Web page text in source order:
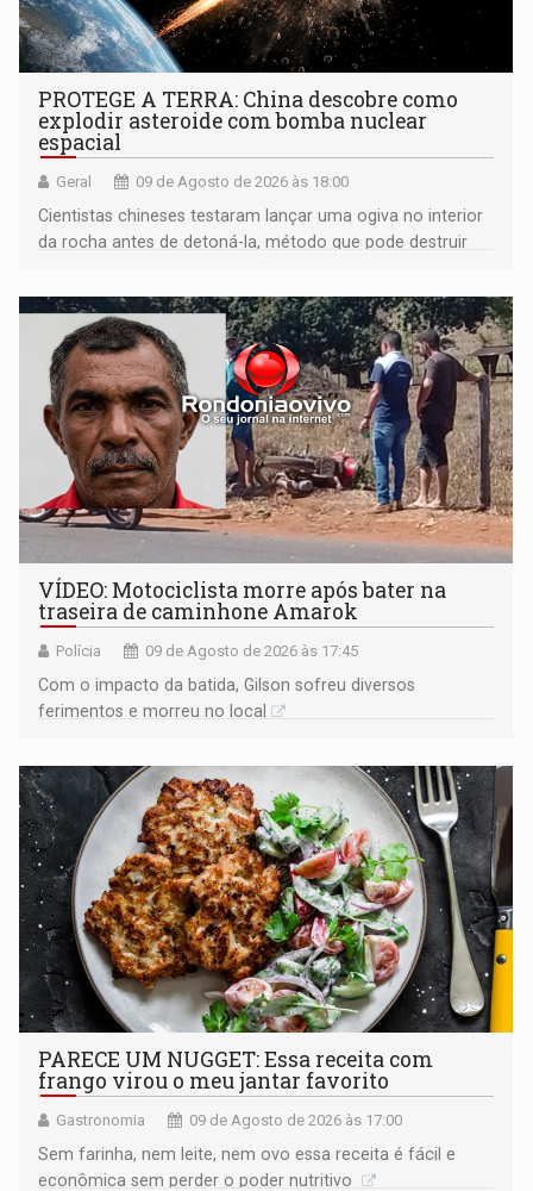
PROTEGE A TERRA: China descobre como
explodir asteroide com bomba nuclear
espacial
Geral 09 de Agosto de 2026 às 18:00
Cientistas chineses testaram lançar uma ogiva no interior
da rocha antes de detoná-la, método que pode destruir
VÍDEO: Motociclista morre após bater na
traseira de caminhone Amarok
Polícia 09 de Agosto de 2026 às 17:45
​Com o impacto da batida, Gilson sofreu diversos
ferimentos e morreu no local
PARECE UM NUGGET: Essa receita com
frango virou o meu jantar favorito
Gastronomia 09 de Agosto de 2026 às 17:00
Sem farinha, nem leite, nem ovo essa receita é fácil e
econômica sem perder o poder nutritivo